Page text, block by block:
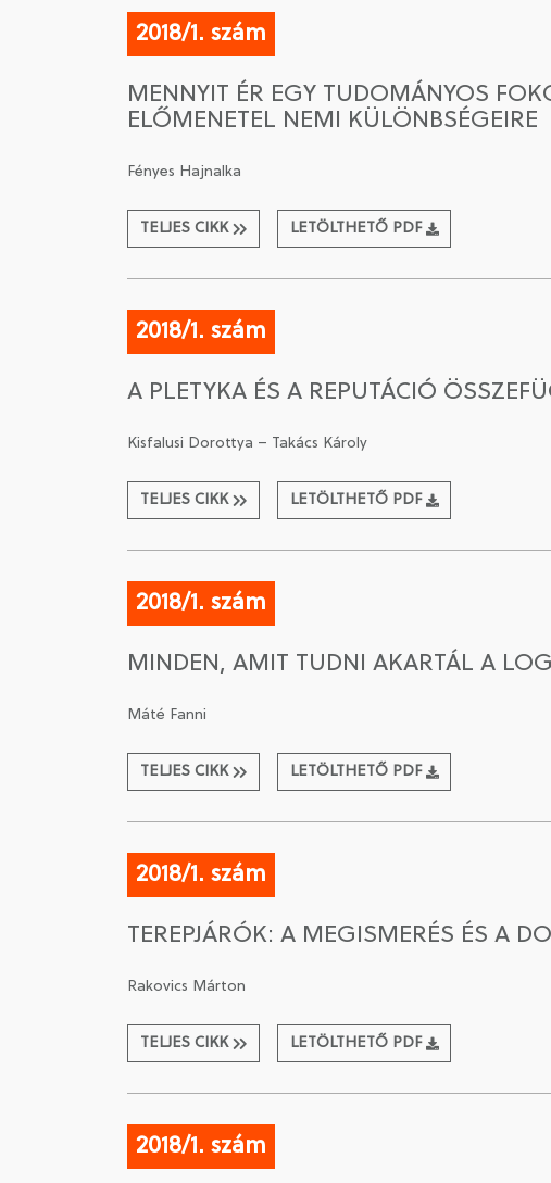
2018/1. szám
MENNYIT ÉR EGY TUDOMÁNYOS
ELŐMENETEL NEMI KÜLÖNBSÉGEIRE
Fényes Hajnalka
TELJES CIKK LETÖLTHETŐ PDF
2018/1. szám
A PLETYKA ÉS A REPUTÁCIÓ
Kisfalusi Dorottya – Takács Károly
TELJES CIKK LETÖLTHETŐ PDF
2018/1. szám
MINDEN, AMIT TUDNI AKARTÁL A
Máté Fanni
TELJES CIKK LETÖLTHETŐ PDF
2018/1. szám
TEREPJÁRÓK: A MEGISMERÉS ÉS A
Rakovics Márton
TELJES CIKK LETÖLTHETŐ PDF
2018/1. szám